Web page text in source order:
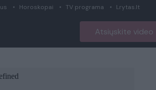
Horoskopai TV programa Lrytas.lt
Atsiųskite video